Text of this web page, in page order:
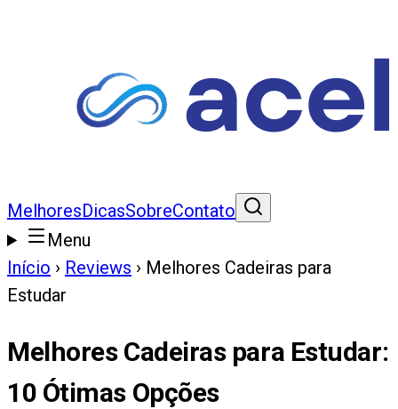
MelhoresDicasSobreContato
Menu
Início › Reviews › Melhores Cadeiras para
Estudar
Melhores Cadeiras para Estudar:
10 Ótimas Opções